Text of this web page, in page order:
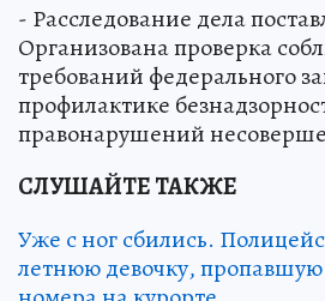
- Расследование дела
Организована проверка
требований федерального
профилактике
правонарушений
СЛУШАЙТЕ ТАКЖЕ
Уже с ног сбились.
летнюю девочку, пропавшую